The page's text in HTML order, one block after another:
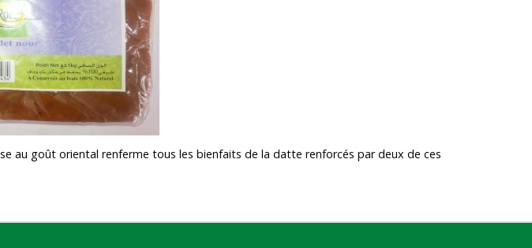
au goût oriental renferme tous les bienfaits de la datte renforcés par deux de ces